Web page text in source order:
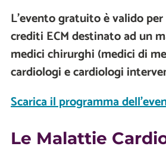
L'evento gratuito è valido
crediti ECM destinato ad un
medici chirurghi (medici di
cardiologi e cardiologi
Scarica il programma
Le Malattie